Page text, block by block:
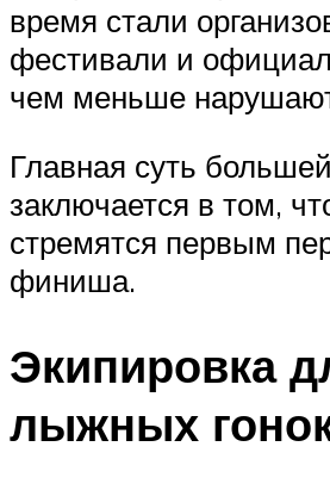
время стали
фестивали и
чем меньше
Главная суть
заключается в том,
стремятся первым
финиша.
Экипировка
лыжных